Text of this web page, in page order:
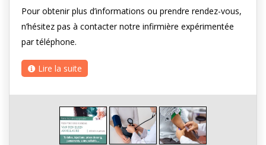
Pour obtenir plus d’informations ou prendre rendez-vous,
n’hésitez pas à contacter notre infirmière expérimentée
par téléphone.
Lire la suite